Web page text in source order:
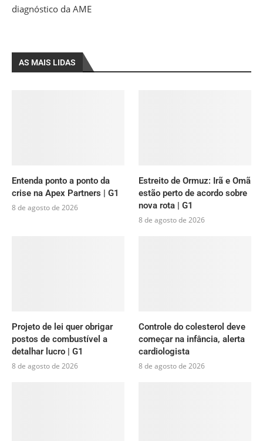
diagnóstico da AME
AS MAIS LIDAS
Entenda ponto a ponto da
crise na Apex Partners | G1
8 de agosto de 2026
Estreito de Ormuz: Irã e Omã
estão perto de acordo sobre
nova rota | G1
8 de agosto de 2026
Projeto de lei quer obrigar
postos de combustível a
detalhar lucro | G1
8 de agosto de 2026
Controle do colesterol deve
começar na infância, alerta
cardiologista
8 de agosto de 2026